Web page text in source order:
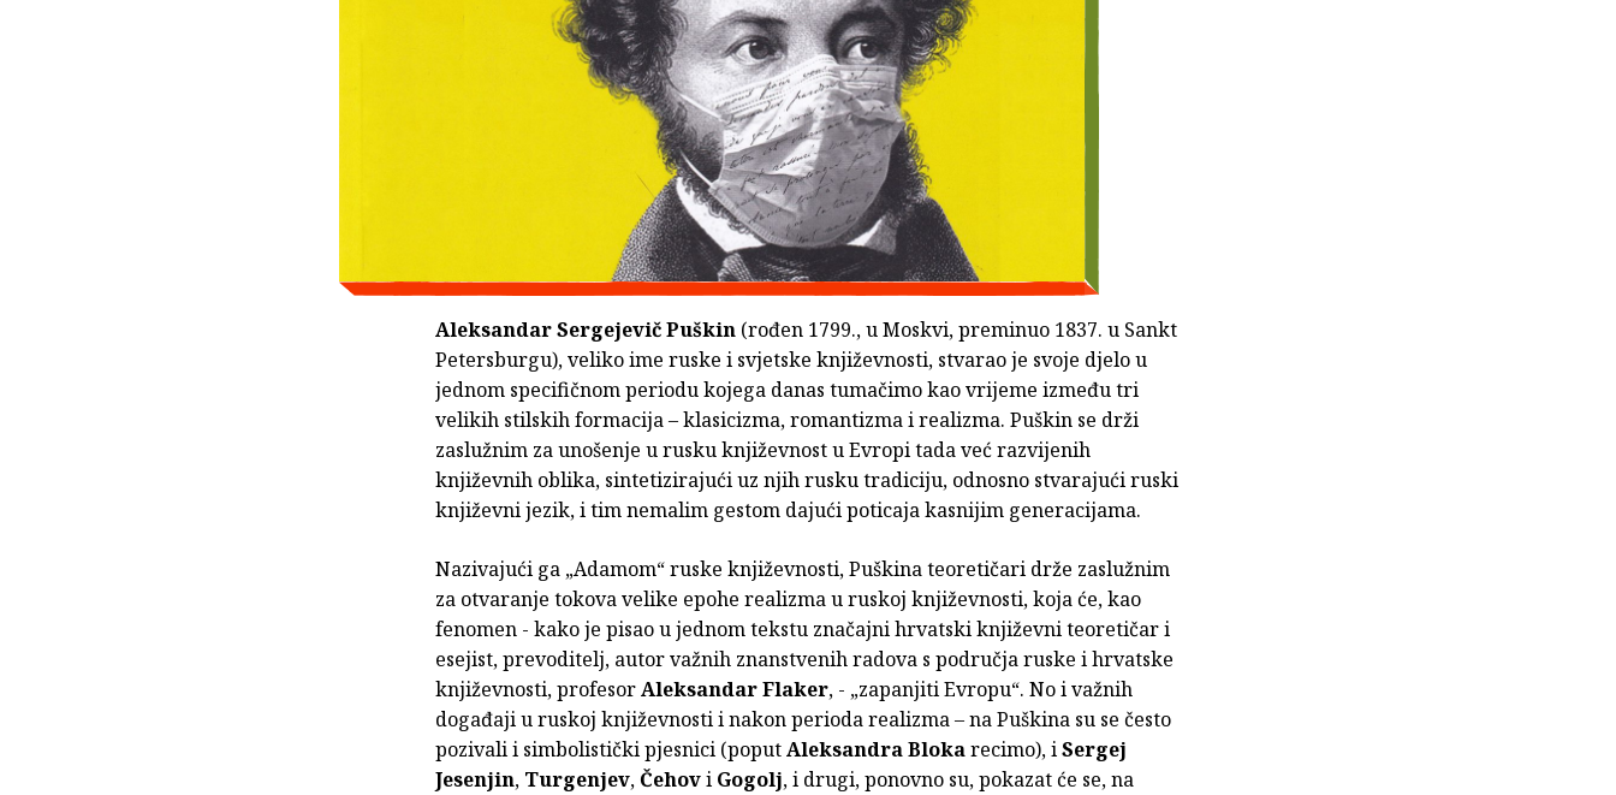
Aleksandar Sergejevič Puškin (rođen 1799., u Moskvi, preminuo 1837. u Sankt
Petersburgu), veliko ime ruske i svjetske književnosti, stvarao je svoje djelo u
jednom specifičnom periodu kojega danas tumačimo kao vrijeme između tri
velikih stilskih formacija – klasicizma, romantizma i realizma. Puškin se drži
zaslužnim za unošenje u rusku književnost u Evropi tada već razvijenih
književnih oblika, sintetizirajući uz njih rusku tradiciju, odnosno stvarajući ruski
književni jezik, i tim nemalim gestom dajući poticaja kasnijim generacijama.
Nazivajući ga „Adamom“ ruske književnosti, Puškina teoretičari drže zaslužnim
za otvaranje tokova velike epohe realizma u ruskoj književnosti, koja će, kao
fenomen - kako je pisao u jednom tekstu značajni hrvatski književni teoretičar i
esejist, prevoditelj, autor važnih znanstvenih radova s područja ruske i hrvatske
književnosti, profesorAleksandar Flaker, - „zapanjiti Evropu“. No i važnih
događaji u ruskoj književnosti i nakon perioda realizma – na Puškina su se često
pozivali i simbolistički pjesnici (poputAleksandra Blokarecimo), iSergej
Jesenjin, Turgenjev,Čehovi Gogolj, i drugi, ponovno su, pokazat će se, na